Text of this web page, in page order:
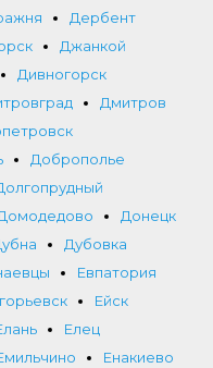
Дербент
Джанкой
Дивногорск
Дмитров
Доброполье
Донецк
Дубовка
Евпатория
Ейск
Елец
Енакиево